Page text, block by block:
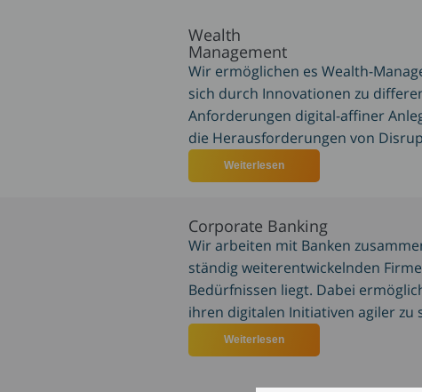
Wealth
Management
Wir ermöglichen es Wealth-
sich durch Innovationen zu
Anforderungen digital-affiner
die Herausforderungen von
Weiterlesen
Corporate Banking
Wir arbeiten mit Banken
ständig weiterentwickelnden
Bedürfnissen liegt. Dabei
ihren digitalen Initiativen agiler zu
Weiterlesen